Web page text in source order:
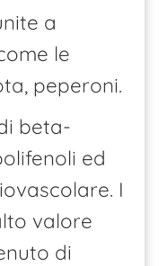
a
le
peperoni.
beta-
ed
I
valore
di